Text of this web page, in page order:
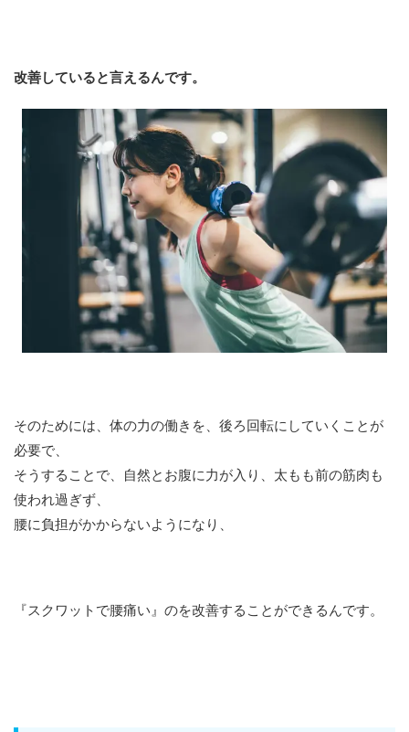
改善していると言えるんです。
そのためには、体の力の働きを、後ろ回転にしていくことが
必要で、
そうすることで、自然とお腹に力が入り、太もも前の筋肉も
使われ過ぎず、
腰に負担がかからないようになり、
『スクワットで腰痛い』のを改善することができるんです。